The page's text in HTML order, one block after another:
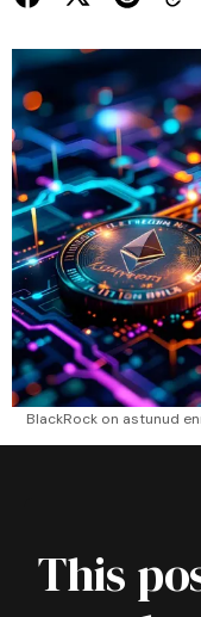
BlackRock on astunud
This